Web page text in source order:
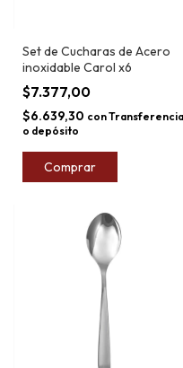
Set de Cucharas de Acero
inoxidable Carol x6
$7.377,00
$6.639,30 conTransferencia
o depósito
Comprar